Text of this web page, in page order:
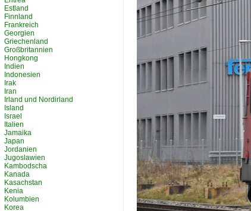
Estland
Finnland
Frankreich
Georgien
Griechenland
Großbritannien
Hongkong
Indien
Indonesien
Irak
Iran
Irland und Nordirland
Island
Israel
Italien
Jamaika
Japan
Jordanien
Jugoslawien
Kambodscha
Kanada
Kasachstan
Kenia
Kolumbien
Korea